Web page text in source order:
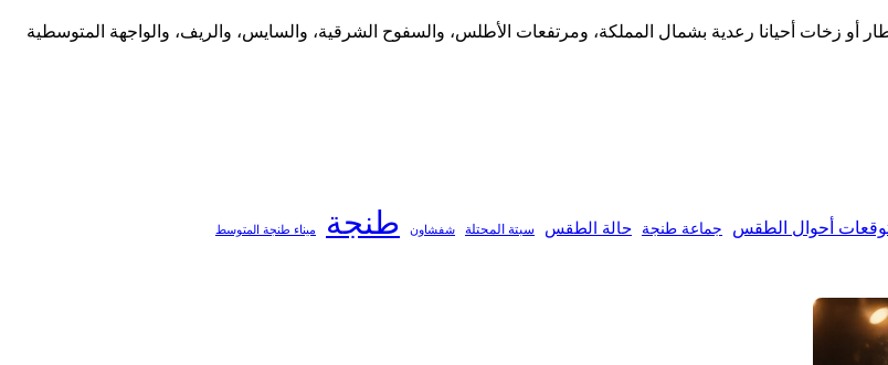
أو زخات أحيانا رعدية بشمال المملكة، ومرتفعات الأطلس، والسفوح الشرقية، والسايس، والريف، والواجهة المتوسطية
أحوال الطقس جماعة طنجة حالة الطقس سبتة المحتلة شفشاون طنجة ميناء طنجة المتوسط